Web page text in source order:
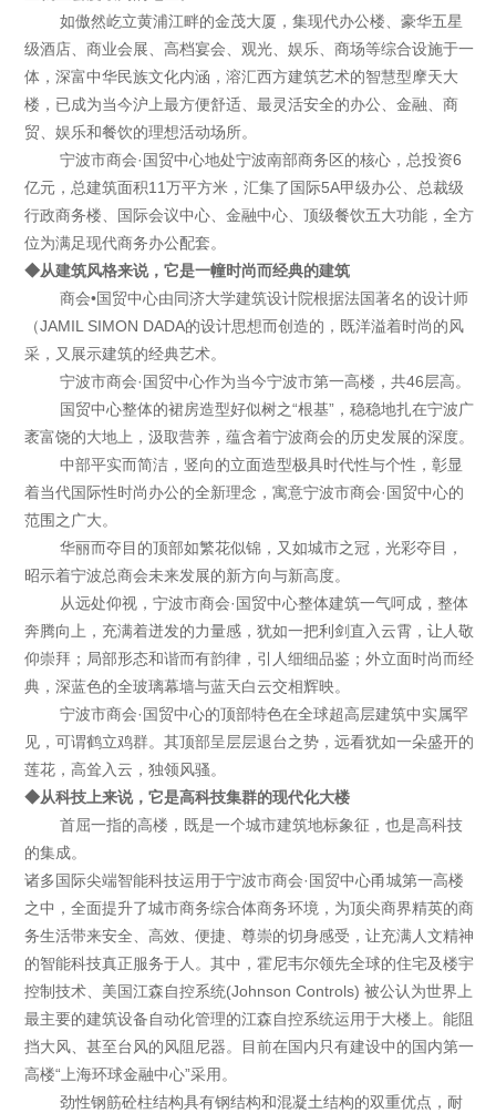
如傲然屹立黄浦江畔的金茂大厦，集现代办公楼、豪华五星
级酒店、商业会展、高档宴会、观光、娱乐、商场等综合设施于一
体，深富中华民族文化内涵，溶汇西方建筑艺术的智慧型摩天大
楼，已成为当今沪上最方便舒适、最灵活安全的办公、金融、商
贸、娱乐和餐饮的理想活动场所。
宁波市商会·国贸中心地处宁波南部商务区的核心，总投资6
亿元，总建筑面积11万平方米，汇集了国际5A甲级办公、总裁级
行政商务楼、国际会议中心、金融中心、顶级餐饮五大功能，全方
位为满足现代商务办公配套。
◆从建筑风格来说，它是一幢时尚而经典的建筑
商会•国贸中心由同济大学建筑设计院根据法国著名的设计师
（JAMIL SIMON DADA的设计思想而创造的，既洋溢着时尚的风
采，又展示建筑的经典艺术。
宁波市商会·国贸中心作为当今宁波市第一高楼，共46层高。
国贸中心整体的裙房造型好似树之“根基”，稳稳地扎在宁波广
袤富饶的大地上，汲取营养，蕴含着宁波商会的历史发展的深度。
中部平实而简洁，竖向的立面造型极具时代性与个性，彰显
着当代国际性时尚办公的全新理念，寓意宁波市商会·国贸中心的
范围之广大。
华丽而夺目的顶部如繁花似锦，又如城市之冠，光彩夺目，
昭示着宁波总商会未来发展的新方向与新高度。
从远处仰视，宁波市商会·国贸中心整体建筑一气呵成，整体
奔腾向上，充满着迸发的力量感，犹如一把利剑直入云霄，让人敬
仰崇拜；局部形态和谐而有韵律，引人细细品鉴；外立面时尚而经
典，深蓝色的全玻璃幕墙与蓝天白云交相辉映。
宁波市商会·国贸中心的顶部特色在全球超高层建筑中实属罕
见，可谓鹤立鸡群。其顶部呈层层退台之势，远看犹如一朵盛开的
莲花，高耸入云，独领风骚。
◆从科技上来说，它是高科技集群的现代化大楼
首屈一指的高楼，既是一个城市建筑地标象征，也是高科技
的集成。
诸多国际尖端智能科技运用于宁波市商会·国贸中心甬城第一高楼
之中，全面提升了城市商务综合体商务环境，为顶尖商界精英的商
务生活带来安全、高效、便捷、尊崇的切身感受，让充满人文精神
的智能科技真正服务于人。其中，霍尼韦尔领先全球的住宅及楼宇
控制技术、美国江森自控系统(Johnson Controls) 被公认为世界上
最主要的建筑设备自动化管理的江森自控系统运用于大楼上。能阻
挡大风、甚至台风的风阻尼器。目前在国内只有建设中的国内第一
高楼“上海环球金融中心”采用。
劲性钢筋砼柱结构具有钢结构和混凝土结构的双重优点，耐